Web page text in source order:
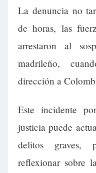
La denuncia no
de horas, las
arrestaron al
madrileño,
dirección a
Este incidente
justicia puede
delitos graves,
reflexionar sobre